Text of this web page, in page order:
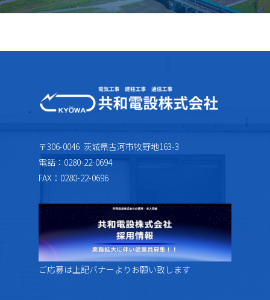
〒306-0046 茨城県古河市牧野地163-3
電話：0280-22-0694
FAX：0280-22-0696
ご応募は上記バナーよりお願い致します